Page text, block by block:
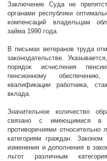
Заключение Суда не
органами республики
компенсаций владельцам
займа 1990 года.
В письмах ветеранов труда
законодательстве.
порядок исчисления
пенсионному
квалификации работника,
вклада.
Значительное количество
связано с имеющимися в
противоречиями относительно
категориям граждан.
изменения и дополнения в
льгот различным